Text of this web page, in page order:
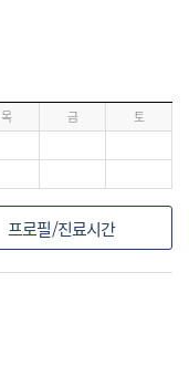
목 금
토
프로필/진료시간